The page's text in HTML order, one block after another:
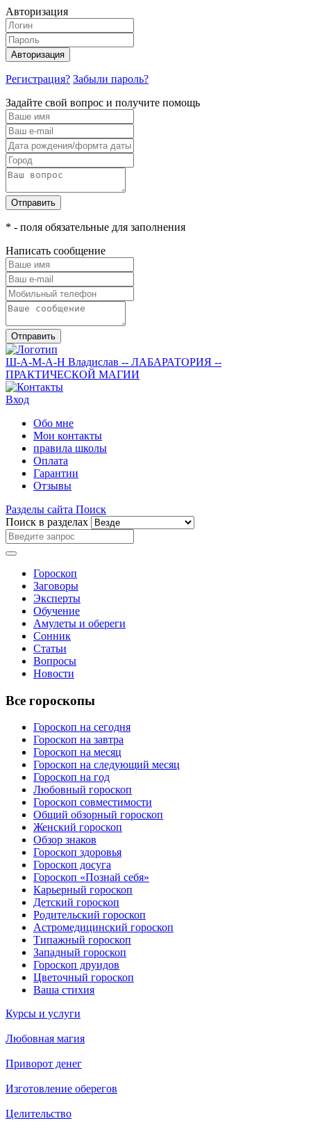
Авторизация
Авторизация
Регистрация? Забыли пароль?
Задайте свой вопрос и получите помощь
Отправить
* - поля обязательные для заполнения
Написать сообщение
Отправить
Ш-А-М-А-Н Владислав -- ЛАБАРАТОРИЯ --
ПРАКТИЧЕСКОЙ МАГИИ
Вход
Обо мне
Мои контакты
правила школы
Оплата
Гарантии
Отзывы
Разделы сайта Поиск
Поиск в разделах
Гороскоп
Заговоры
Эксперты
Обучение
Амулеты и обереги
Сонник
Статьи
Вопросы
Новости
Все гороскопы
Гороскоп на сегодня
Гороскоп на завтра
Гороскоп на месяц
Гороскоп на следующий месяц
Гороскоп на год
Любовный гороскоп
Гороскоп совместимости
Общий обзорный гороскоп
Женский гороскоп
Обзор знаков
Гороскоп здоровья
Гороскоп досуга
Гороскоп «Познай себя»
Карьерный гороскоп
Детский гороскоп
Родительский гороскоп
Астромедицинский гороскоп
Типажный гороскоп
Западный гороскоп
Гороскоп друидов
Цветочный гороскоп
Ваша стихия
Курсы и услуги
Любовная магия
Приворот денег
Изготовление оберегов
Целительство